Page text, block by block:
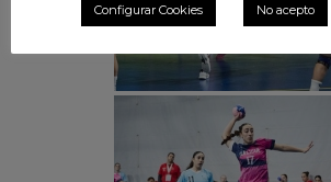
Configurar Cookies No acepto